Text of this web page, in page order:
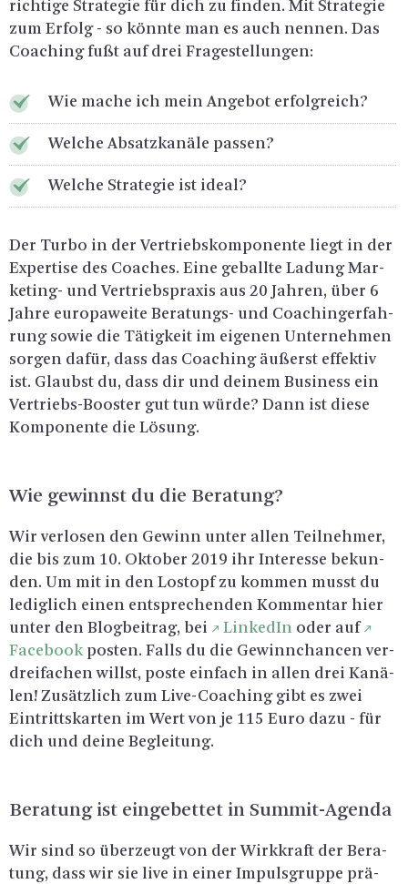
rich­ti­ge Stra­te­gie für dich zu fin­den. Mit Stra­te­gie
zum Er­folg - so könn­te man es auch nen­nen. Das
Coa­ching fußt auf drei Fra­ge­stel­lun­gen:
Wie mache ich mein An­ge­bot er­folg­reich?
Wel­che Ab­satz­ka­nä­le pas­sen?
Wel­che Stra­te­gie ist ideal?
Der Turbo in der Ver­triebs­kom­po­nen­te liegt in der
Ex­per­ti­se des Coa­ches. Eine ge­ball­te La­dung Mar­
ke­ting- und Ver­triebs­pra­xis aus 20 Jah­ren, über 6
Jahre eu­ro­pa­wei­te Be­ra­tungs- und Coa­chin­ger­fah­
rung sowie die Tä­tig­keit im ei­ge­nen Un­ter­neh­men
sor­gen dafür, dass das Coa­ching äu­ßerst ef­fek­tiv
ist. Glaubst du, dass dir und dei­nem Busi­ness ein
Ver­triebs-Boos­ter gut tun würde? Dann ist diese
Kom­po­nen­te die Lö­sung.
Wie ge­winnst du die Be­ra­tung?
Wir ver­lo­sen den Ge­winn unter allen Teil­neh­mer,
die bis zum 10. Ok­to­ber 2019 ihr In­ter­es­se be­kun­
den. Um mit in den Los­topf zu kom­men musst du
le­dig­lich einen ent­spre­chen­den Kom­men­tar hier
unter den Blog­bei­trag, bei
Lin­ke­dIn oder auf
Face­bookpos­ten. Falls du die Ge­winn­chan­cen ver­
drei­fa­chen willst, poste ein­fach in allen drei Ka­nä­
len! Zu­sätz­lich zum Li­ve-Coa­ching gibt es zwei
Ein­tritts­kar­ten im Wert von je 115 Euro dazu - für
dich und deine Be­glei­tung.
Be­ra­tung ist ein­ge­bet­tet in Sum­mit-Agen­da
Wir sind so über­zeugt von der Wirk­kraft der Be­ra­
tung, dass wir sie live in einer Im­puls­grup­pe prä­